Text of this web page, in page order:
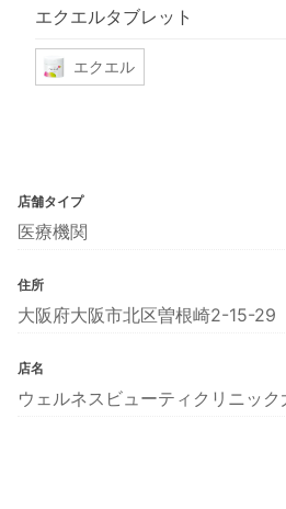
エクエルタブレット
エクエル
店舗タイプ
医療機関
住所
大阪府大阪市北区曽根崎2-15-
店名
ウェルネスビューティクリニック